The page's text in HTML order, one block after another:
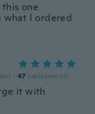
one
what I ordered
· 47 caricamenti
it with